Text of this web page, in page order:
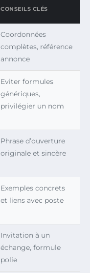
CONSEILS CLÉS
Coordonnées
complètes, référence
annonce
Eviter formules
génériques,
privilégier un nom
Phrase d’ouverture
originale et sincère
Exemples concrets
et liens avec poste
Invitation à un
échange, formule
polie